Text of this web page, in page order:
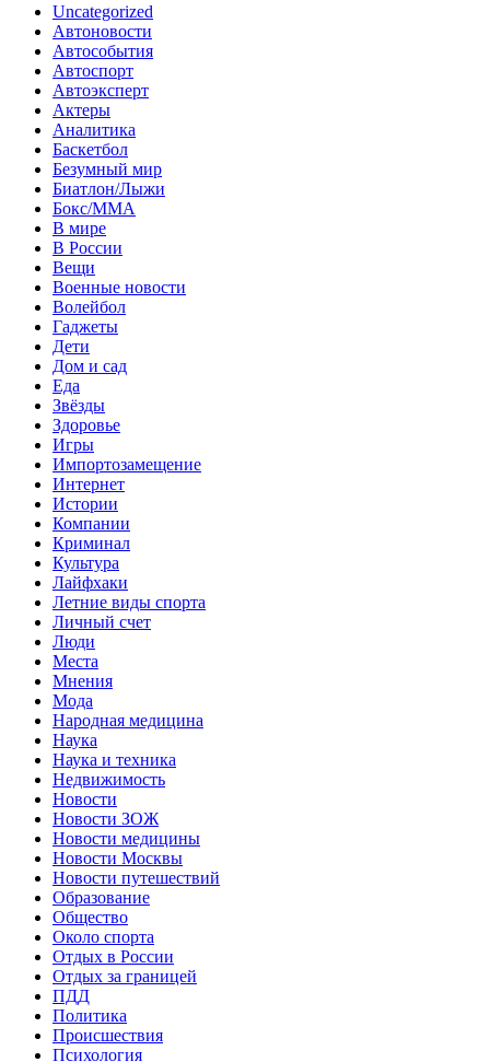
Uncategorized
Автоновости
Автособытия
Автоспорт
Автоэксперт
Актеры
Аналитика
Баскетбол
Безумный мир
Биатлон/Лыжи
Бокс/MMA
В мире
В России
Вещи
Военные новости
Волейбол
Гаджеты
Дети
Дом и сад
Еда
Звёзды
Здоровье
Игры
Импортозамещение
Интернет
Истории
Компании
Криминал
Культура
Лайфхаки
Летние виды спорта
Личный счет
Люди
Места
Мнения
Мода
Народная медицина
Наука
Наука и техника
Недвижимость
Новости
Новости ЗОЖ
Новости медицины
Новости Москвы
Новости путешествий
Образование
Общество
Около спорта
Отдых в России
Отдых за границей
ПДД
Политика
Происшествия
Психология